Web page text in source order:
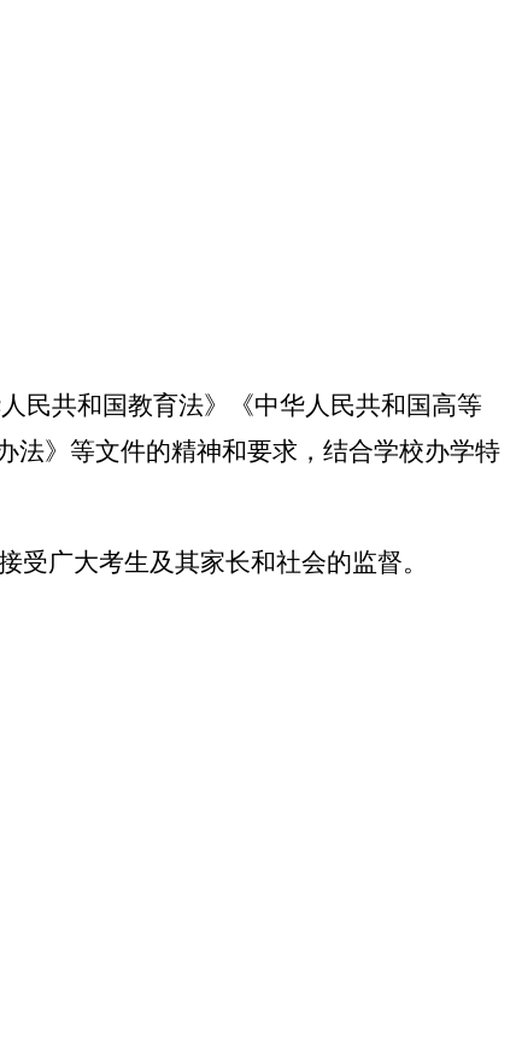
民共和国教育法》《中华人民共和国高等
法》等文件的精神和要求，结合学校办学特
广大考生及其家长和社会的监督。